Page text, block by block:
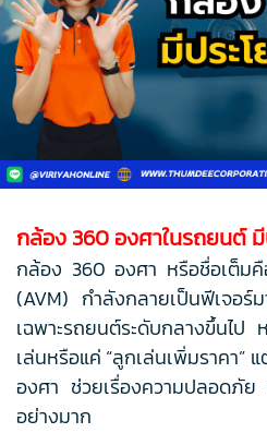
กล้อง 360 องศาในรถยนต์ มี
กล้อง 360 องศา หรือชื่อเต็ม
(AVM) กำลังกลายเป็นฟีเจอร์
เฉพาะรถยนต์ระดับกลางขึ้นไป
เล่นหรือแค่ “ลูกเล่นเพิ่มราคา”
องศา ช่วยเรื่องความปลอดภัย
อย่างมาก